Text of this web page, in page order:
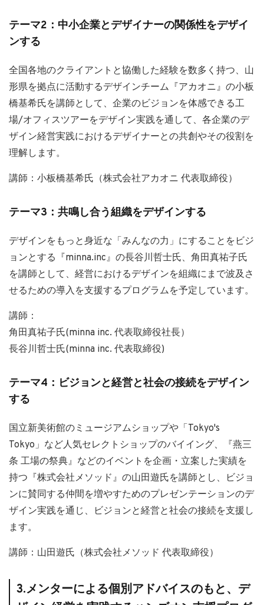
テーマ2：中小企業とデザイナーの関係性をデザイ
ンする
全国各地のクライアントと協働した経験を数多く持つ、山
形県を拠点に活動するデザインチーム『アカオニ』の小板
橋基希氏を講師として、企業のビジョンを体感できる工
場/オフィスツアーをデザイン実践を通して、各企業のデ
ザイン経営実践におけるデザイナーとの共創やその役割を
理解します。
講師：小板橋基希氏（株式会社アカオニ 代表取締役）
テーマ3：共鳴し合う組織をデザインする
デザインをもっと身近な「みんなの力」にすることをビジ
ョンとする『minna.inc』の長谷川哲士氏、角田真祐子氏
を講師として、経営におけるデザインを組織にまで波及さ
せるための導入を支援するプログラムを予定しています。
講師：
角田真祐子氏(minna inc. 代表取締役社長）
長谷川哲士氏(minna inc. 代表取締役)
テーマ4：ビジョンと経営と社会の接続をデザイン
する
国立新美術館のミュージアムショップや「Tokyo's
Tokyo」など人気セレクトショップのバイイング、『燕三
条 工場の祭典』などのイベントを企画・立案した実績を
持つ『株式会社メソッド』の山田遊氏を講師とし、ビジョ
ンに賛同する仲間を増やすためのプレゼンテーションのデ
ザイン実践を通じ、ビジョンと経営と社会の接続を支援し
ます。
講師：山田遊氏（株式会社メソッド 代表取締役）
3.メンターによる個別アドバイスのもと、デ